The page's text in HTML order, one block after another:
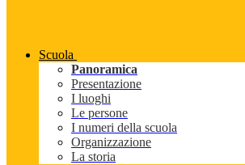
Scuola
Panoramica
Presentazione
I luoghi
Le persone
I numeri della scuola
Organizzazione
La storia